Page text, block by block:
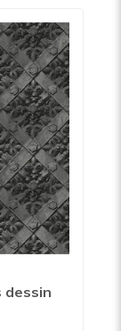
dessin